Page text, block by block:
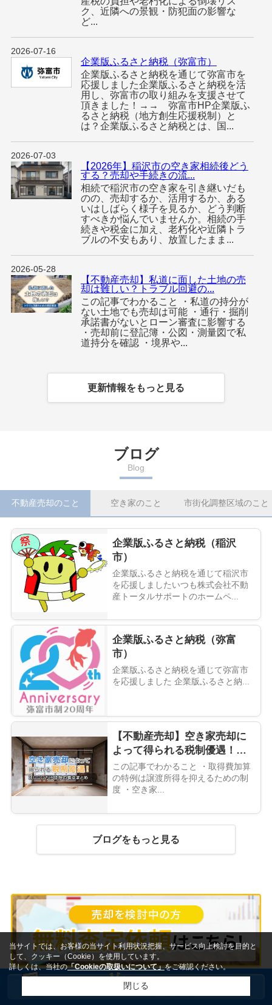
ク、近隣への景観・防犯面の影響な
ど...
2026-07-16
企業版ふるさと納税（弥富市）
企業版ふるさと納税を通じて弥富市を
応援しました企業版ふるさと納税を活
用し、弥富市の取り組みを支援させて
頂きました！→→ 弥富市HP企業版ふ
るさと納税（地方創生応援税制）と
は？企業版ふるさと納税とは、国...
2026-07-03
【2026年】稲沢市の空き家相続後どう
する？売却や手続きの流...
相続で稲沢市の空き家を引き継いだも
のの、売却するか、活用するか、ある
いはしばらく様子を見るか、どう判断
すべきか悩んでいませんか。相続の手
続きや税金に加え、老朽化や近隣トラ
ブルの不安もあり、放置したまま...
2026-05-28
【不動産売却】私道に面した土地の売
却は難しい？トラブル回避の...
この記事でわかること ・私道の持分が
ない土地でも売却は可能 ・通行・掘削
承諾書がないとローン審査に影響する
・売却前に登記簿・公図・測量図で私
道持分を確認 ・境界や...
更新情報をもっと見る
ブログ
Blog
不動産売却のこと 空き家のこと 市街化調整区域のこと
企業版ふるさと納税（稲沢
市）
企業版ふるさと納税を通じて稲沢市
を応援しましたいつも株式会社不動
産トータルサポートのホームペ...
企業版ふるさと納税（弥富
市）
企業版ふるさと納税を通じて弥富市
を応援しました 企業版ふるさと納...
【不動産売却】空き家売却に
よって得られる税制優遇！
3,000万円控除の要点まとめ
この記事でわかること ・取得費加算
の特例は譲渡所得を抑えるための制
度 ・空き家...
ブログをもっと見る
ページトップへ
当サイトでは、お客様の当サイト利用状況把握、サービス向上検討を目的と
して、クッキー（Cookie）を使用しています。
詳しくは、当社の「Cookieの取扱いについて」をご確認ください。
閉じる